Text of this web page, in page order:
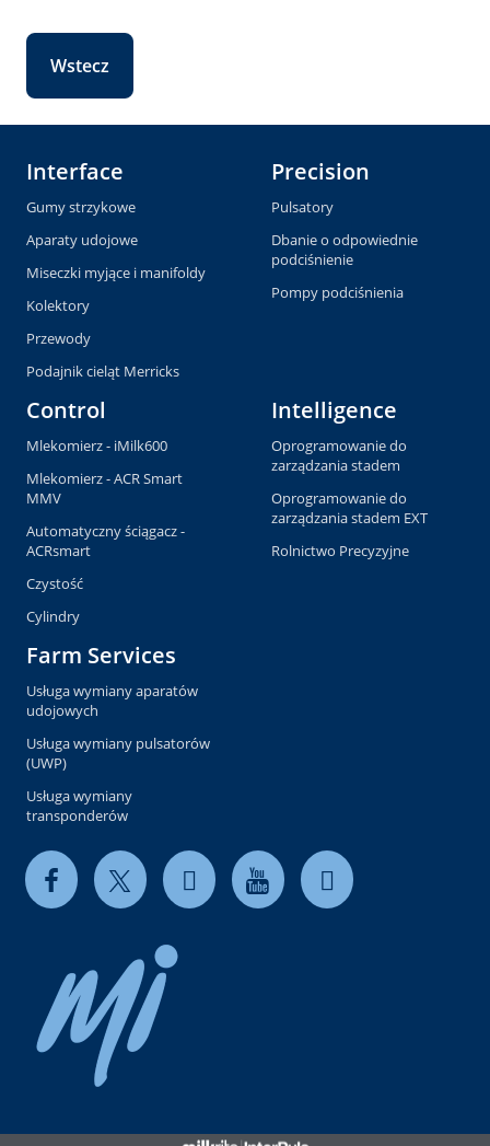
Wstecz
Interface
Gumy strzykowe
Aparaty udojowe
Miseczki myjące i manifoldy
Kolektory
Przewody
Podajnik cieląt Merricks
Precision
Pulsatory
Dbanie o odpowiednie
podciśnienie
Pompy podciśnienia
Control
Mlekomierz - iMilk600
Mlekomierz - ACR Smart
MMV
Automatyczny ściągacz -
ACRsmart
Czystość
Cylindry
Intelligence
Oprogramowanie do
zarządzania stadem
Oprogramowanie do
zarządzania stadem EXT
Rolnictwo Precyzyjne
Farm Services
Usługa wymiany aparatów
udojowych
Usługa wymiany pulsatorów
(UWP)
Usługa wymiany
transponderów